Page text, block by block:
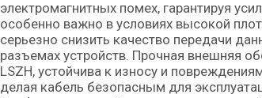
электромагнитных помех, гарантируя
особенно важно в условиях высокой
серьезно снизить качество передачи
разъемах устройств. Прочная внешняя
LSZH, устойчива к износу и
делая кабель безопасным для